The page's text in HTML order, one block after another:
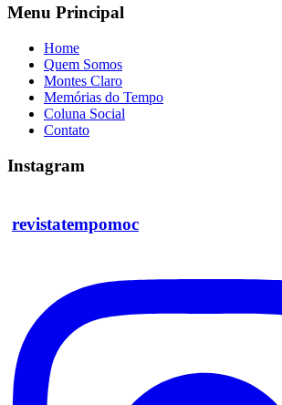
Menu Principal
Home
Quem Somos
Montes Claro
Memórias do Tempo
Coluna Social
Contato
Instagram
revistatempomoc